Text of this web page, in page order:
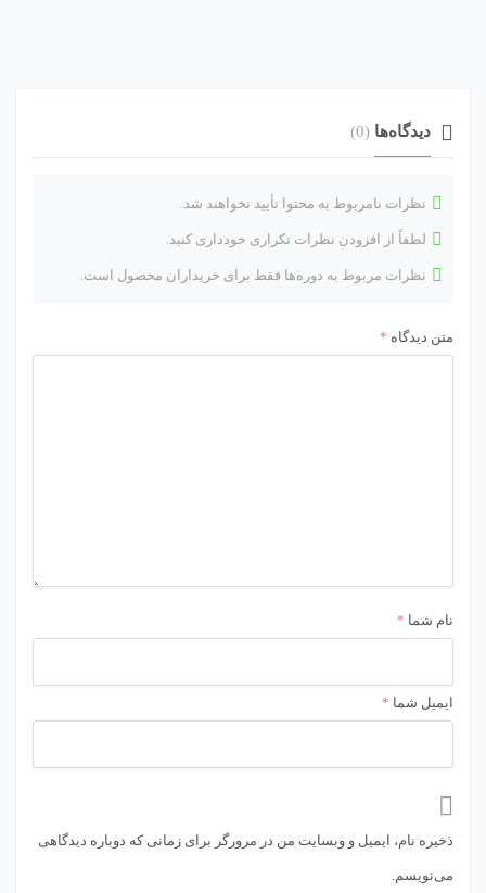
دیدگاه‌ها (0)
نظرات نامربوط به محتوا تأیید نخواهند شد.
لطفاً از افزودن نظرات تکراری خودداری کنید.
نظرات مربوط به دوره‌ها فقط برای خریداران محصول است.
متن دیدگاه *
نام شما *
ایمیل شما *
ذخیره نام، ایمیل و وبسایت من در مرورگر برای زمانی که دوباره دیدگاهی
می‌نویسم.